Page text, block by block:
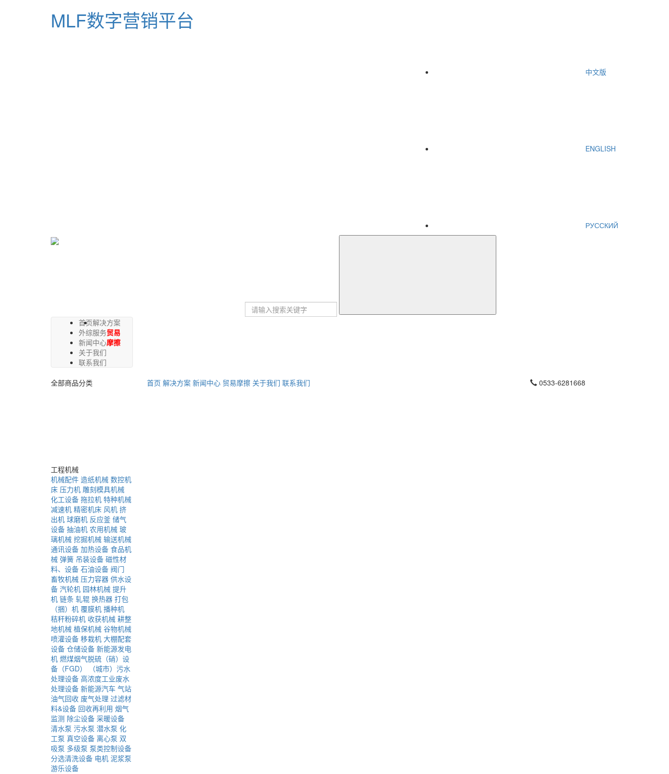
MLF数字营销平台
中文版
ENGLISH
РУССКИЙ
首页解决方案
外综服务
新闻中心
贸易
摩擦
关于我们
联系我们
全部商品分类
工程机械
机械配件 造纸机械 数控机
床 压力机 雕刻模具机械
化工设备 拖拉机 特种机械
减速机 精密机床 风机 挤
出机 球磨机 反应釜 储气
设备 抽油机 农用机械 玻
璃机械 挖掘机械 输送机械
通讯设备 加热设备 食品机
械 弹簧 吊装设备 磁性材
料、设备 石油设备 阀门
畜牧机械 压力容器 供水设
备 汽轮机 园林机械 提升
机 链条 轧辊 换热器 打包
（捆）机 覆膜机 播种机
秸秆粉碎机 收获机械 耕整
地机械 植保机械 谷物机械
喷灌设备 移栽机 大棚配套
设备 仓储设备 新能源发电
机 燃煤烟气脱硫（硝）设
备（FGD）
（城市）污水
处理设备 高浓度工业废水
处理设备 新能源汽车 气站
油气回收 废气处理 过滤材
料&设备 回收再利用 烟气
监测 除尘设备 采暖设备
清水泵 污水泵 潜水泵 化
工泵 真空设备 离心泵 双
吸泵 多级泵 泵类控制设备
分选清洗设备 电机 泥浆泵
游乐设备
首页 解决方案 新闻中心 贸易摩擦 关于我们 联系我们 0533-6281668